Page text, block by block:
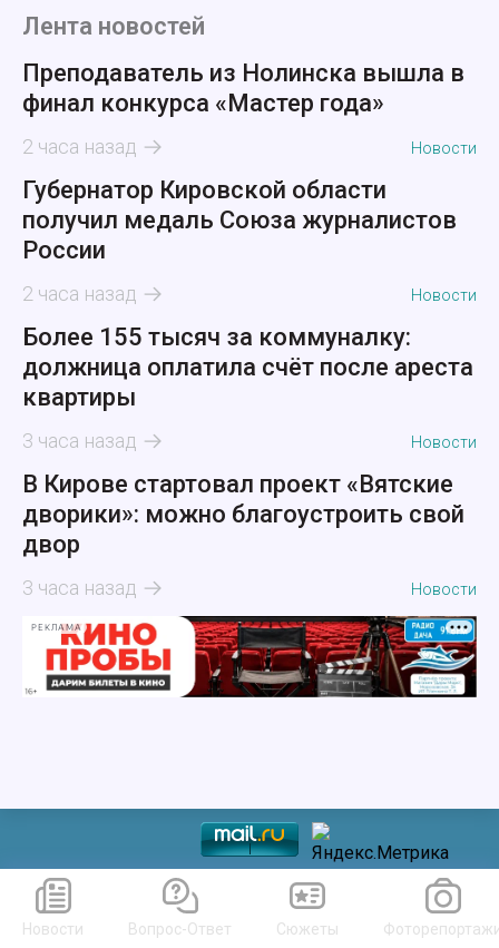
Лента новостей
Преподаватель из Нолинска вышла в
финал конкурса «Мастер года»
2 часа назад Новости
Губернатор Кировской области
получил медаль Союза журналистов
России
2 часа назад Новости
Более 155 тысяч за коммуналку:
должница оплатила счёт после ареста
квартиры
3 часа назад Новости
В Кирове стартовал проект «Вятские
дворики»: можно благоустроить свой
двор
3 часа назад Новости
РЕКЛАМА
Новости Вопрос-Ответ Сюжеты